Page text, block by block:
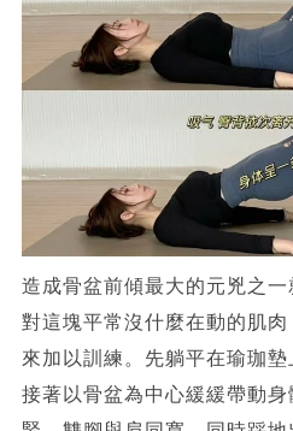
造成骨盆前傾最大的元兇之
對這塊平常沒什麼在動的肌肉
來加以訓練。先躺平在瑜珈
接著以骨盆為中心緩緩帶動